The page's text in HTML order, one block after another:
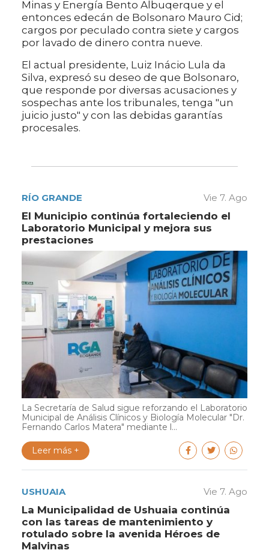
Minas y Energía Bento Albuqerque y el
entonces edecán de Bolsonaro Mauro Cid;
cargos por peculado contra siete y cargos
por lavado de dinero contra nueve.
El actual presidente, Luiz Inácio Lula da
Silva, expresó su deseo de que Bolsonaro,
que responde por diversas acusaciones y
sospechas ante los tribunales, tenga "un
juicio justo" y con las debidas garantías
procesales.
RÍO GRANDE Vie 7. Ago
El Municipio continúa fortaleciendo el
Laboratorio Municipal y mejora sus
prestaciones
La Secretaría de Salud sigue reforzando el Laboratorio
Municipal de Análisis Clínicos y Biología Molecular "Dr.
Fernando Carlos Matera" mediante l...
Leer más +
USHUAIA Vie 7. Ago
La Municipalidad de Ushuaia continúa
con las tareas de mantenimiento y
rotulado sobre la avenida Héroes de
Malvinas